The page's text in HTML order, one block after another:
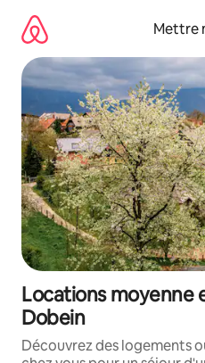
directement
contenu
Mettre
Locations moyenne
Dobein
Découvrez des logements